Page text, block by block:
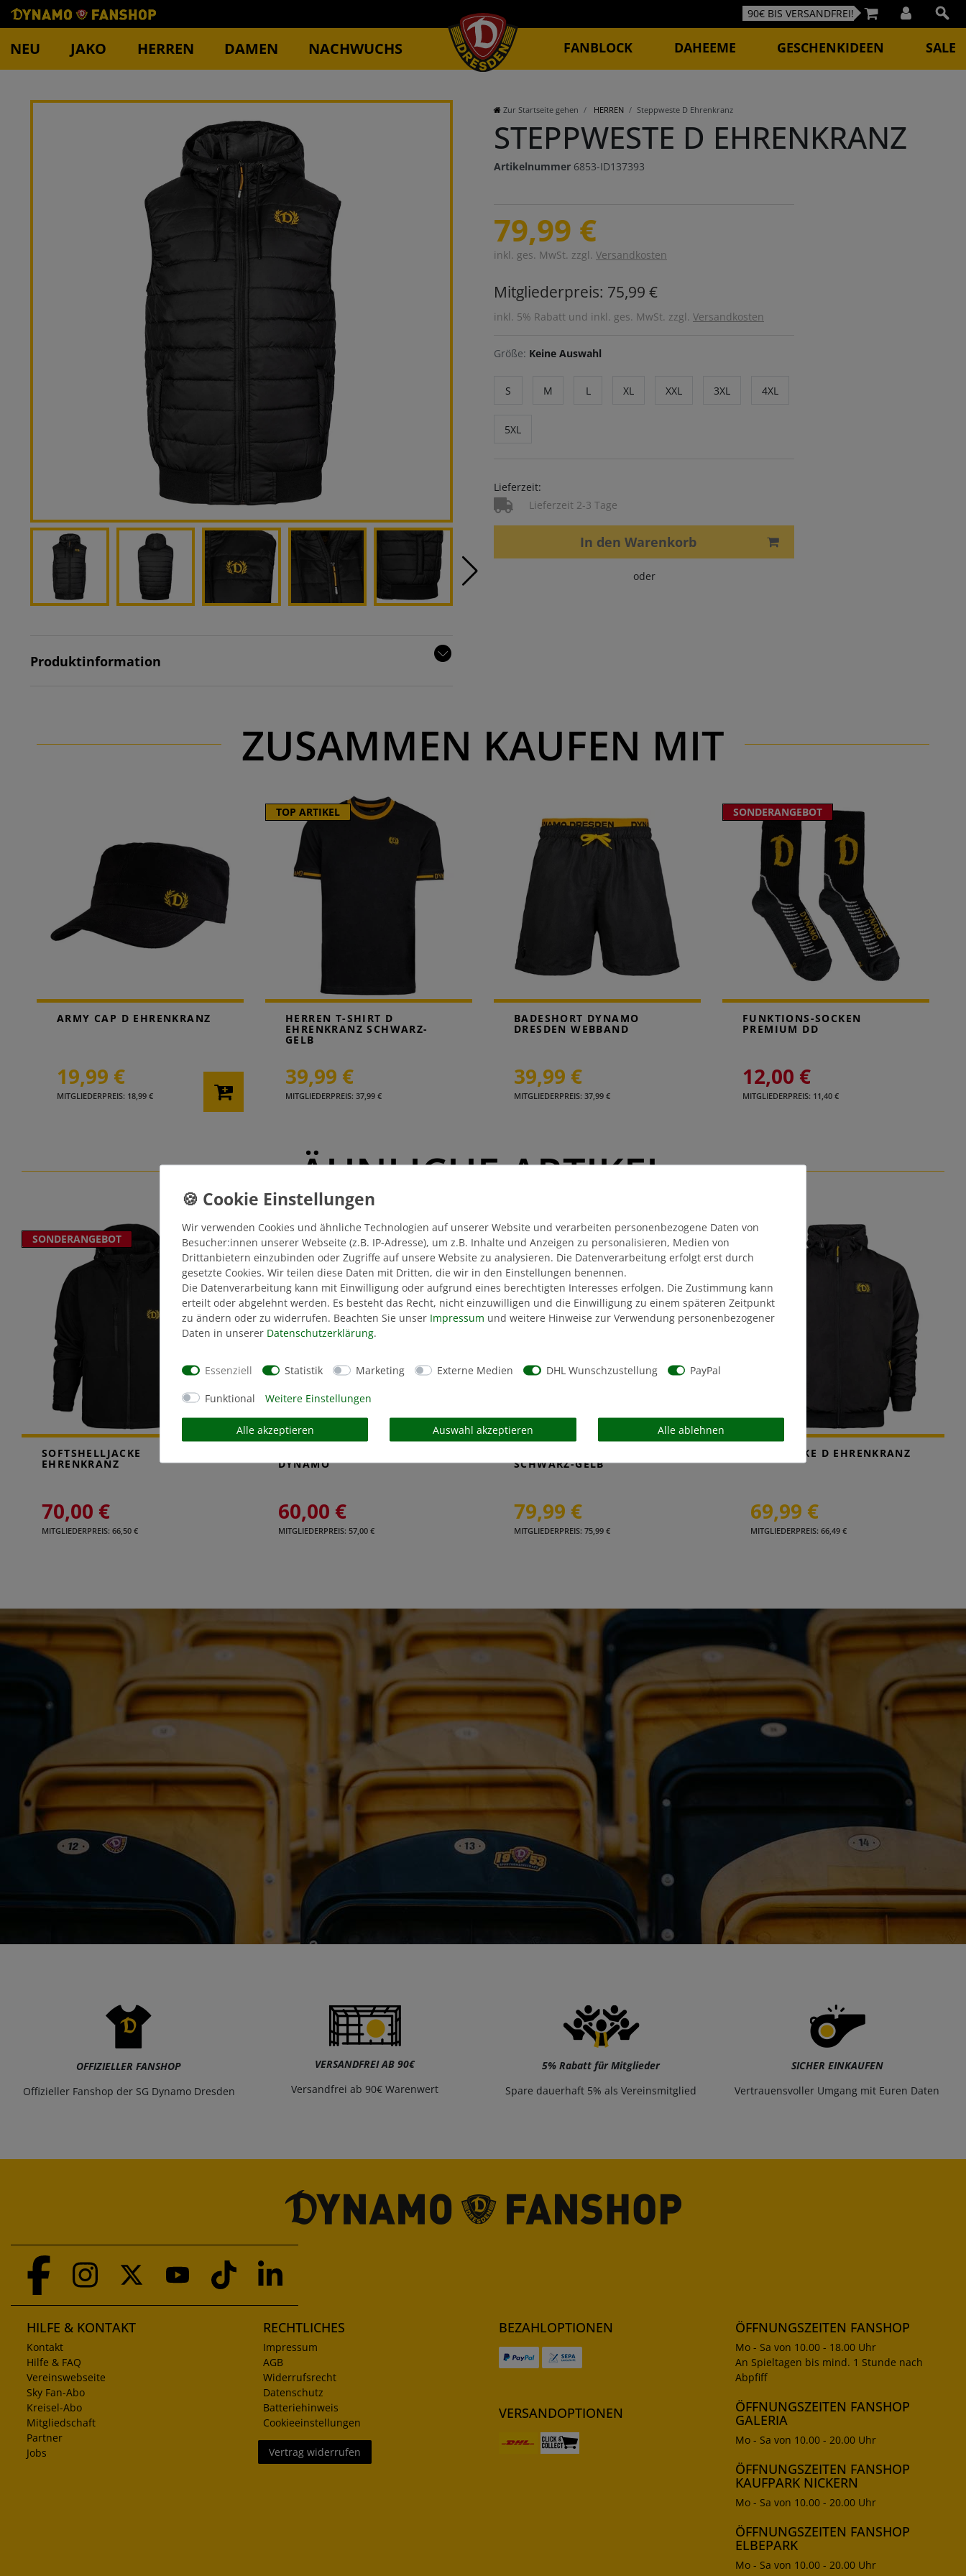
90€ BIS VERSANDFREI!
NEU JAKO HERREN DAMEN NACHWUCHS FANBLOCK DAHEEME GESCHENKIDEEN SALE
Produktinformation
Zur Startseite gehen HERREN Steppweste D Ehrenkranz
STEPPWESTE D EHRENKRANZ
Artikelnummer 6853-ID137393
79,99 €
inkl. ges. MwSt. zzgl. Versandkosten
Mitgliederpreis: 75,99 €
inkl. 5% Rabatt und inkl. ges. MwSt. zzgl. Versandkosten
Größe: Keine Auswahl
S M L XL XXL 3XL 4XL
5XL
Lieferzeit:
Lieferzeit 2-3 Tage
In den Warenkorb
oder
ZUSAMMEN KAUFEN MIT
ARMY CAP D EHRENKRANZ
19,99 €
MITGLIEDERPREIS: 18,99 €
TOP ARTIKEL
HERREN T-SHIRT D
EHRENKRANZ SCHWARZ-
GELB
39,99 €
MITGLIEDERPREIS: 37,99 €
BADESHORT DYNAMO
DRESDEN WEBBAND
39,99 €
MITGLIEDERPREIS: 37,99 €
SONDERANGEBOT
FUNKTIONS-SOCKEN
PREMIUM DD
12,00 €
MITGLIEDERPREIS: 11,40 €
ÄHNLICHE ARTIKEL
SONDERANGEBOT
SOFTSHELLJACKE
EHRENKRANZ
70,00 €
MITGLIEDERPREIS: 66,50 €
SONDERANGEBOT
DYNAMO
60,00 €
MITGLIEDERPREIS: 57,00 €
SCHWARZ-GELB
79,99 €
MITGLIEDERPREIS: 75,99 €
WINDJACKE D EHRENKRANZ
69,99 €
MITGLIEDERPREIS: 66,49 €
OFFIZIELLER FANSHOP
Offizieller Fanshop der SG Dynamo Dresden
VERSANDFREI AB 90€
Versandfrei ab 90€ Warenwert
5% Rabatt für Mitglieder
Spare dauerhaft 5% als Vereinsmitglied
SICHER EINKAUFEN
Vertrauensvoller Umgang mit Euren Daten
HILFE & KONTAKT
Kontakt
Hilfe & FAQ
Vereinswebseite
Sky Fan-Abo
Kreisel-Abo
Mitgliedschaft
Partner
Jobs
RECHTLICHES
Impressum
AGB
Widerrufsrecht
Datenschutz
Batteriehinweis
Cookieeinstellungen
Vertrag widerrufen
BEZAHLOPTIONEN
VERSANDOPTIONEN
ÖFFNUNGSZEITEN FANSHOP
Mo - Sa von 10.00 - 18.00 Uhr
An Spieltagen bis mind. 1 Stunde nach
Abpfiff
ÖFFNUNGSZEITEN FANSHOP
GALERIA
Mo - Sa von 10.00 - 20.00 Uhr
ÖFFNUNGSZEITEN FANSHOP
KAUFPARK NICKERN
Mo - Sa von 10.00 - 20.00 Uhr
ÖFFNUNGSZEITEN FANSHOP
ELBEPARK
Mo - Sa von 10.00 - 20.00 Uhr
Wir verwenden Cookies und ähnliche Technologien auf unserer Website und verarbeiten personenbezogene Daten von
Besucher:innen unserer Webseite (z.B. IP-Adresse), um z.B. Inhalte und Anzeigen zu personalisieren, Medien von
Drittanbietern einzubinden oder Zugriffe auf unsere Website zu analysieren. Die Datenverarbeitung erfolgt erst durch
gesetzte Cookies. Wir teilen diese Daten mit Dritten, die wir in den Einstellungen benennen.
Die Datenverarbeitung kann mit Einwilligung oder aufgrund eines berechtigten Interesses erfolgen. Die Zustimmung kann
erteilt oder abgelehnt werden. Es besteht das Recht, nicht einzuwilligen und die Einwilligung zu einem späteren Zeitpunkt
zu ändern oder zu widerrufen. Beachten Sie unser Impressum und weitere Hinweise zur Verwendung personenbezogener
Daten in unserer Daten­schutz­erklärung.
Essenziell Statistik Marketing Externe Medien DHL Wunschzustellung PayPal
Funktional Weitere Einstellungen
Alle akzeptieren Auswahl akzeptieren Alle ablehnen